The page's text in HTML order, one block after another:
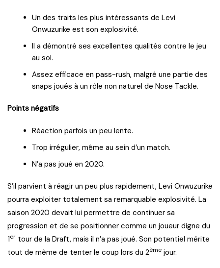
Un des traits les plus intéressants de Levi
Onwuzurike est son explosivité.
Il a démontré ses excellentes qualités contre le jeu
au sol.
Assez efficace en pass-rush, malgré une partie des
snaps joués à un rôle non naturel de Nose Tackle.
Points négatifs
Réaction parfois un peu lente.
Trop irrégulier, même au sein d’un match.
N’a pas joué en 2020.
S’il parvient à réagir un peu plus rapidement, Levi Onwuzurike
pourra exploiter totalement sa remarquable explosivité. La
saison 2020 devait lui permettre de continuer sa
progression et de se positionner comme un joueur digne du
1er tour de la Draft, mais il n’a pas joué. Son potentiel mérite
tout de même de tenter le coup lors du 2ème jour.